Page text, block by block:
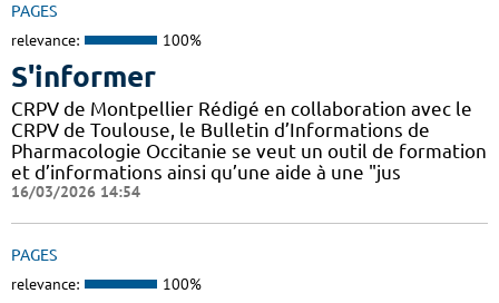
PAGES
relevance: 100%
S'informer
CRPV de Montpellier Rédigé en collaboration avec le
CRPV de Toulouse, le Bulletin d’Informations de
Pharmacologie Occitanie se veut un outil de formation
et d’informations ainsi qu’une aide à une "jus
16/03/2026 14:54
PAGES
relevance: 100%